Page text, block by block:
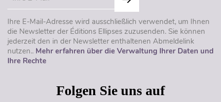
Ihre E-Mail-Adresse wird ausschließlich verwendet, um Ihnen
die Newsletter der Éditions Ellipses zuzusenden. Sie können
jederzeit den in der Newsletter enthaltenen Abmeldelink
nutzen.. Mehr erfahren über die Verwaltung Ihrer Daten und
Ihre Rechte
Folgen Sie uns auf